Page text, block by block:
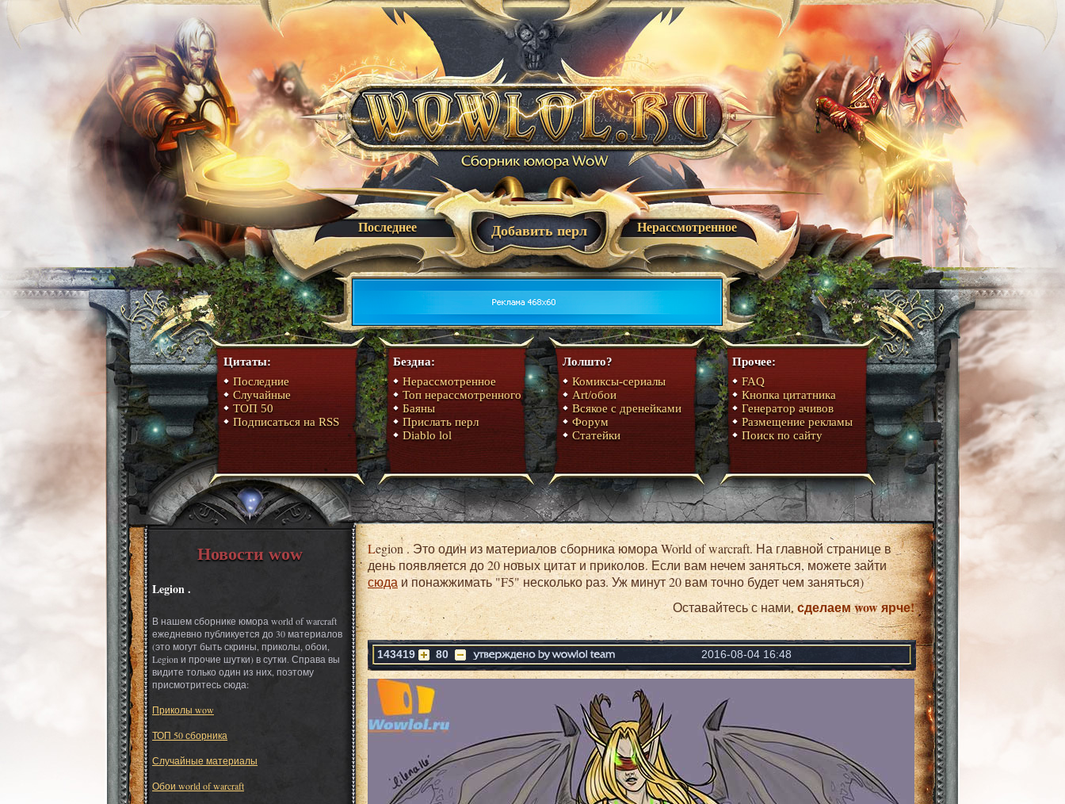
Последнее Нерассмотренное
Добавить перл
Цитаты:
Последние
Случайные
ТОП 50
Подписаться на RSS
Бездна:
Нерассмотренное
Топ нерассмотренного
Баяны
Прислать перл
Diablo lol
Лолшто?
Комиксы-сериалы
Art/обои
Всякое с дренейками
Форум
Статейки
Прочее:
FAQ
Кнопка цитатника
Генератор ачивов
Размещение рекламы
Поиск по сайту
Новости wow
Legion .
В нашем сборнике юмора world of warcraft
ежедневно публикуется до 30 материалов
(это могут быть скрины, приколы, обои,
Legion и прочие шутки) в сутки. Справа вы
видите только один из них, поэтому
присмотритесь сюда:
Приколы wow
ТОП 50 сборника
Случайные материалы
Обои world of warcraft
Legion . Это один из материалов сборника юмора World of warcraft. На главной странице в
день появляется до 20 новых цитат и приколов. Если вам нечем заняться, можете зайти
сюдаи понажжимать "F5" несколько раз. Уж минут 20 вам точно будет чем заняться)
Оставайтесь с нами, сделаем wow ярче!
143419 80 2016-08-04 16:48